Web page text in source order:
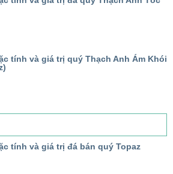
tính và giá trị quý Thạch Anh Ám Khói
tính và giá trị đá bán quý Topaz